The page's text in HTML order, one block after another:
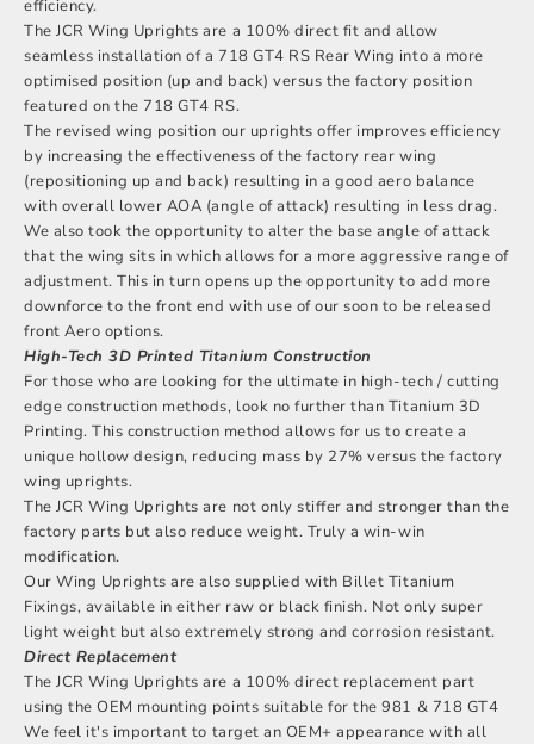
efficiency.
The JCR Wing Uprights are a 100% direct fit and allow
seamless installation of a 718 GT4 RS Rear Wing into a more
optimised position (up and back) versus the factory position
featured on the 718 GT4 RS.
The revised wing position our uprights offer improves efficiency
by increasing the effectiveness of the factory rear wing
(repositioning up and back) resulting in a good aero balance
with overall lower AOA (angle of attack) resulting in less drag.
We also took the opportunity to alter the base angle of attack
that the wing sits in which allows for a more aggressive range of
adjustment. This in turn opens up the opportunity to add more
downforce to the front end with use of our soon to be released
front Aero options.
High-Tech 3D Printed Titanium Construction
For those who are looking for the ultimate in high-tech / cutting
edge construction methods, look no further than Titanium 3D
Printing. This construction method allows for us to create a
unique hollow design, reducing mass by 27% versus the factory
wing uprights.
The JCR Wing Uprights are not only stiffer and stronger than the
factory parts but also reduce weight. Truly a win-win
modification.
Our Wing Uprights are also supplied with Billet Titanium
Fixings, available in either raw or black finish. Not only super
light weight but also extremely strong and corrosion resistant.
Direct Replacement
The JCR Wing Uprights are a 100% direct replacement part
using the OEM mounting points suitable for the 981 & 718 GT4
We feel it's important to target an OEM+ appearance with all